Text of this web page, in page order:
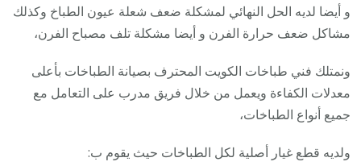
و أيضا لديه الحل النهائي لمشكلة ضعف شعلة عيون الطباخ وكذلك
مشاكل ضعف حرارة الفرن و أيضا مشكلة تلف مصباح الفرن،
ونمتلك فني طباخات الكويت المحترف بصيانة الطباخات بأعلى
معدلات الكفاءة ويعمل من خلال فريق مدرب على التعامل مع
جميع أنواع الطباخات،
ولديه قطع غيار أصلية لكل الطباخات حيث يقوم ب: